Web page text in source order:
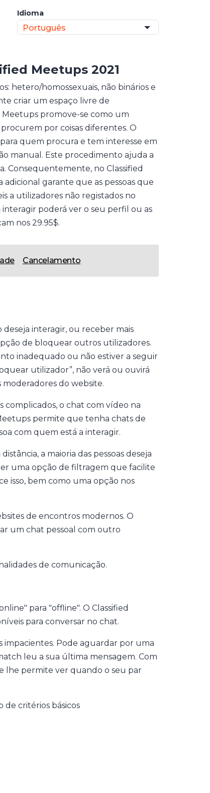
Idioma
Português
Meetups 2021
hetero/homossexuais, não binários e
criar um espaço livre de
Meetups promove-se como um
por coisas diferentes. O
quem procura e tem interesse em
manual. Este procedimento ajuda a
Consequentemente, no Classified
garante que as pessoas que
a utilizadores não registados no
interagir poderá ver o seu perfil ou as
nos 29.95$.
Cancelamento
deseja interagir, ou receber mais
de bloquear outros utilizadores.
inadequado ou não estiver a seguir
utilizador”, não verá ou ouvirá
moderadores do website.
complicados, o chat com vídeo na
permite que tenha chats de
com quem está a interagir.
a maioria das pessoas deseja
uma opção de filtragem que facilite
isso, bem como uma opção nos
de encontros modernos. O
um chat pessoal com outro
de comunicação.
para "offline". O Classified
para conversar no chat.
impacientes. Pode aguardar por uma
leu a sua última mensagem. Com
lhe permite ver quando o seu par
critérios básicos